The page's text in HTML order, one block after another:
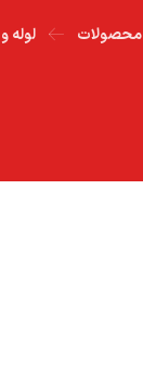
محصولات لوله